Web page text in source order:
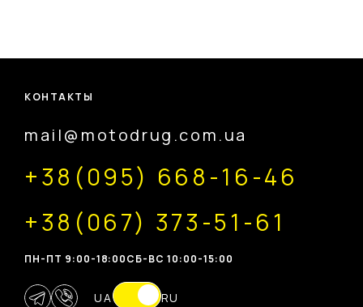
КОНТАКТЫ
mail@motodrug.com.ua
+38(095) 668-16-46
+38(067) 373-51-61
ПН-ПТ 9:00-18:00CБ-ВС 10:00-15:00
UA RU